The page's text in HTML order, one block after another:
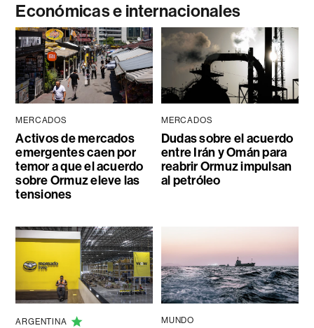
Económicas e internacionales
MERCADOS
Activos de mercados
emergentes caen por
temor a que el acuerdo
sobre Ormuz eleve las
tensiones
MERCADOS
Dudas sobre el acuerdo
entre Irán y Omán para
reabrir Ormuz impulsan
al petróleo
ARGENTINA MUNDO